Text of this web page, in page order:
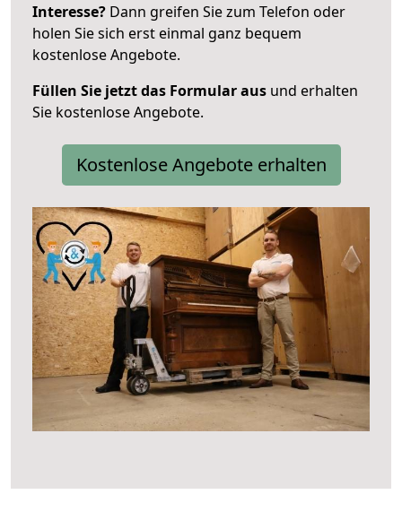
Interesse? Dann greifen Sie zum Telefon oder
holen Sie sich erst einmal ganz bequem
kostenlose Angebote.
Füllen Sie jetzt das Formular aus und erhalten
Sie kostenlose Angebote.
Kostenlose Angebote erhalten